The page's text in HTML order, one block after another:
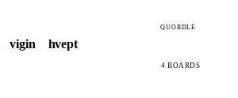
QUORDLE
vigin hvept
4 BOARDS